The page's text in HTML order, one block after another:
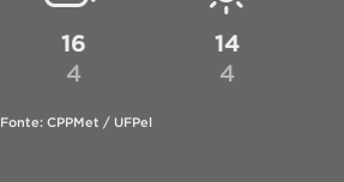
16
4
14
4
Fonte: CPPMet / UFPel